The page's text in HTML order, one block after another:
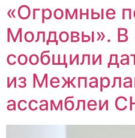
«Огромные
Молдовы». В
сообщили
из
ассамблеи